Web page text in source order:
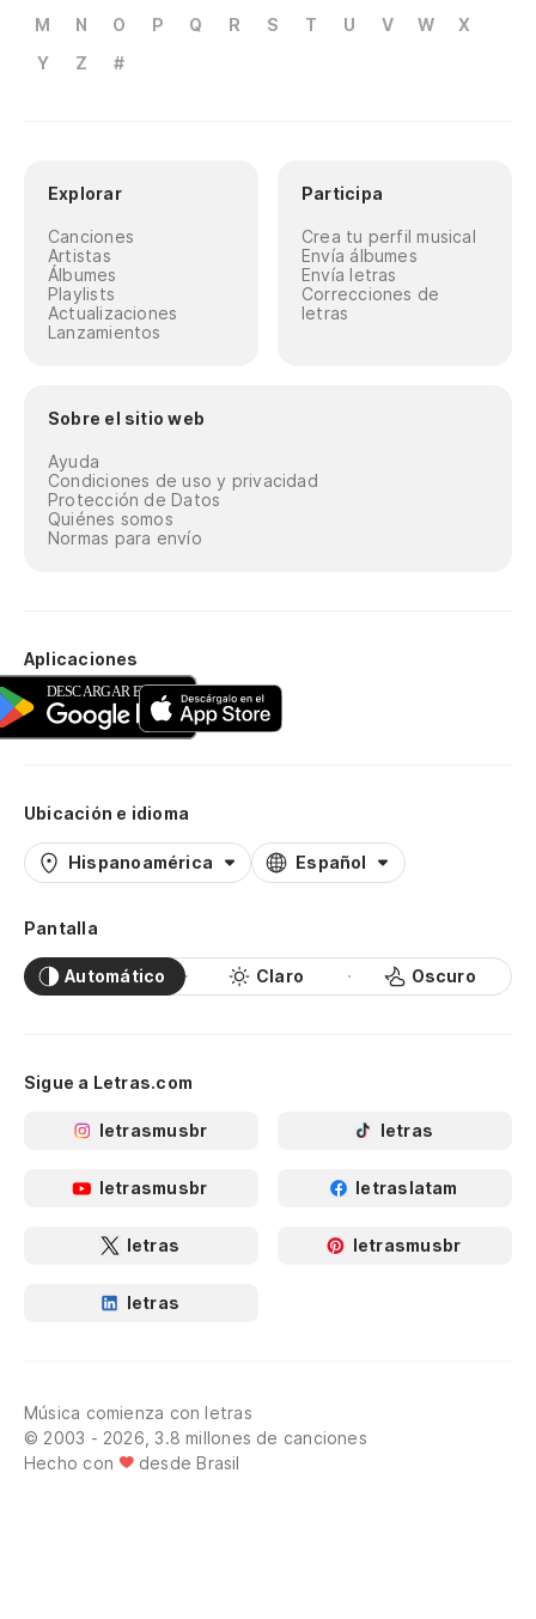
M
N O P Q R S T U V W
X
Y
Z #
Explorar
Canciones
Artistas
Álbumes
Playlists
Actualizaciones
Lanzamientos
Participa
Crea tu perfil musical
Envía álbumes
Envía letras
Correcciones de
letras
Sobre el sitio web
Ayuda
Condiciones de uso y privacidad
Protección de Datos
Quiénes somos
Normas para envío
Aplicaciones
Ubicación e idioma
Hispanoamérica Español
Pantalla
Automático Claro Oscuro
Sigue a Letras.com
letrasmusbr letras
letrasmusbr letraslatam
letras letrasmusbr
letras
Música comienza con letras
© 2003 - 2026, 3.8 millones de canciones
Hecho con
desde Brasil